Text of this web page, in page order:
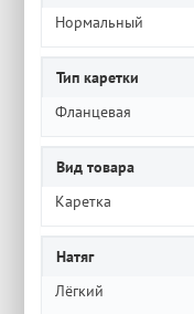
Нормальный
Тип каретки
Фланцевая
Вид товара
Каретка
Натяг
Лёгкий